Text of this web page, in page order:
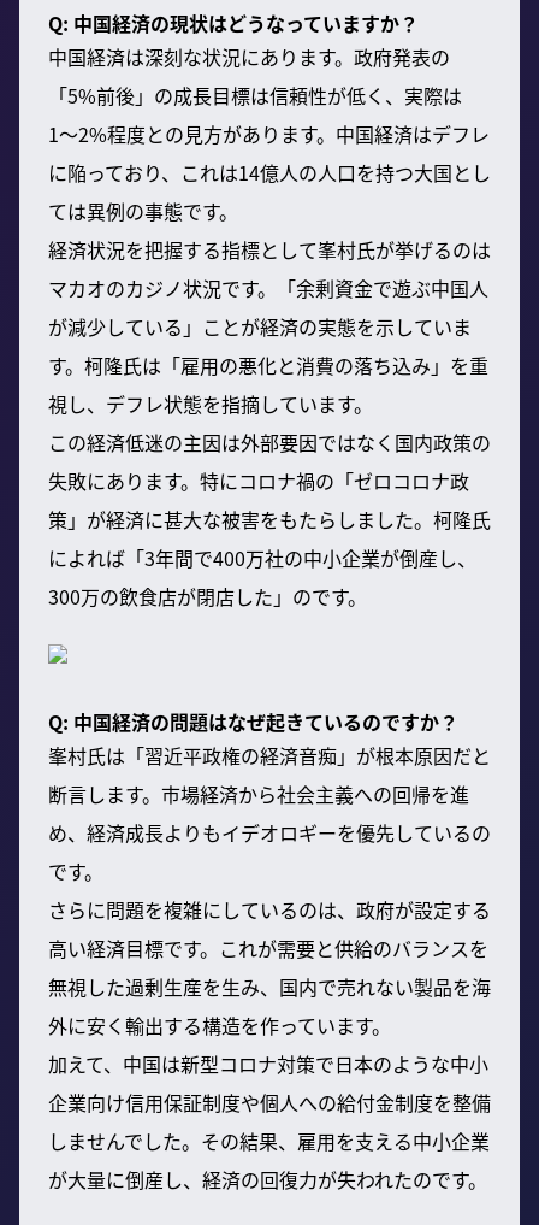
Q: 中国経済の現状はどうなっていますか？
中国経済は深刻な状況にあります。政府発表の
「5%前後」の成長目標は信頼性が低く、実際は
1〜2%程度との見方があります。中国経済はデフレ
に陥っており、これは14億人の人口を持つ大国とし
ては異例の事態です。
経済状況を把握する指標として峯村氏が挙げるのは
マカオのカジノ状況です。「余剰資金で遊ぶ中国人
が減少している」ことが経済の実態を示していま
す。柯隆氏は「雇用の悪化と消費の落ち込み」を重
視し、デフレ状態を指摘しています。
この経済低迷の主因は外部要因ではなく国内政策の
失敗にあります。特にコロナ禍の「ゼロコロナ政
策」が経済に甚大な被害をもたらしました。柯隆氏
によれば「3年間で400万社の中小企業が倒産し、
300万の飲食店が閉店した」のです。
Q: 中国経済の問題はなぜ起きているのですか？
峯村氏は「習近平政権の経済音痴」が根本原因だと
断言します。市場経済から社会主義への回帰を進
め、経済成長よりもイデオロギーを優先しているの
です。
さらに問題を複雑にしているのは、政府が設定する
高い経済目標です。これが需要と供給のバランスを
無視した過剰生産を生み、国内で売れない製品を海
外に安く輸出する構造を作っています。
加えて、中国は新型コロナ対策で日本のような中小
企業向け信用保証制度や個人への給付金制度を整備
しませんでした。その結果、雇用を支える中小企業
が大量に倒産し、経済の回復力が失われたのです。